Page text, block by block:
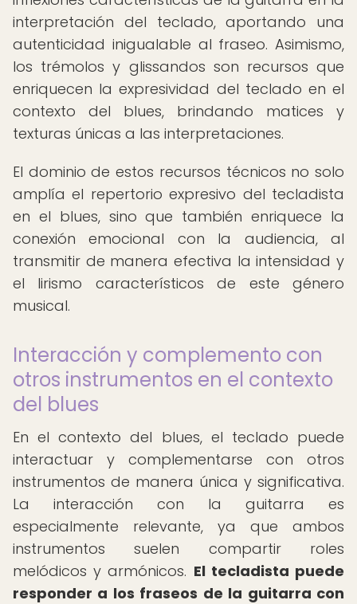
interpretación del teclado, aportando una
autenticidad inigualable al fraseo. Asimismo,
los trémolos y glissandos son recursos que
enriquecen la expresividad del teclado en el
contexto del blues, brindando matices y
texturas únicas a las interpretaciones.
El dominio de estos recursos técnicos no solo
amplía el repertorio expresivo del tecladista
en el blues, sino que también enriquece la
conexión emocional con la audiencia, al
transmitir de manera efectiva la intensidad y
el lirismo característicos de este género
musical.
Interacción y complemento con
otros instrumentos en el contexto
del blues
En el contexto del blues, el teclado puede
interactuar y complementarse con otros
instrumentos de manera única y significativa.
La interacción con la guitarra es
especialmente relevante, ya que ambos
instrumentos suelen compartir roles
melódicos y armónicos. El tecladista puede
responder a los fraseos de la guitarra con